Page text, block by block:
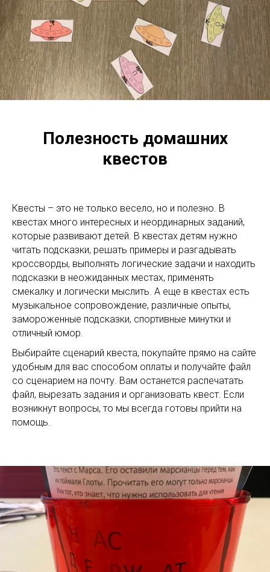
Полезность домашних
квестов
Квесты – это не только весело, но и полезно. В
квестах много интересных и неординарных заданий,
которые развивают детей. В квестах детям нужно
читать подсказки, решать примеры и разгадывать
кроссворды, выполнять логические задачи и находить
подсказки в неожиданных местах, применять
смекалку и логически мыслить. А еще в квестах есть
музыкальное сопровождение, различные опыты,
замороженные подсказки, спортивные минутки и
отличный юмор.
Выбирайте сценарий квеста, покупайте прямо на сайте
удобным для вас способом оплаты и получайте файл
со сценарием на почту. Вам останется распечатать
файл, вырезать задания и организовать квест. Если
возникнут вопросы, то мы всегда готовы прийти на
помощь.